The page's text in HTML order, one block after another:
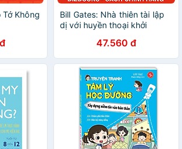
Tớ Không
Bill Gates: Nhà thiên tài lập
dị với huyền thoại khởi
ươm mầm tỷ phú nhí
Bizbooks
47.560 đ